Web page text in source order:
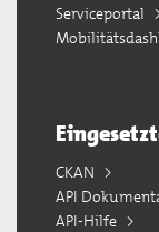
Serviceportal
CKAN
API
API-Hilfe